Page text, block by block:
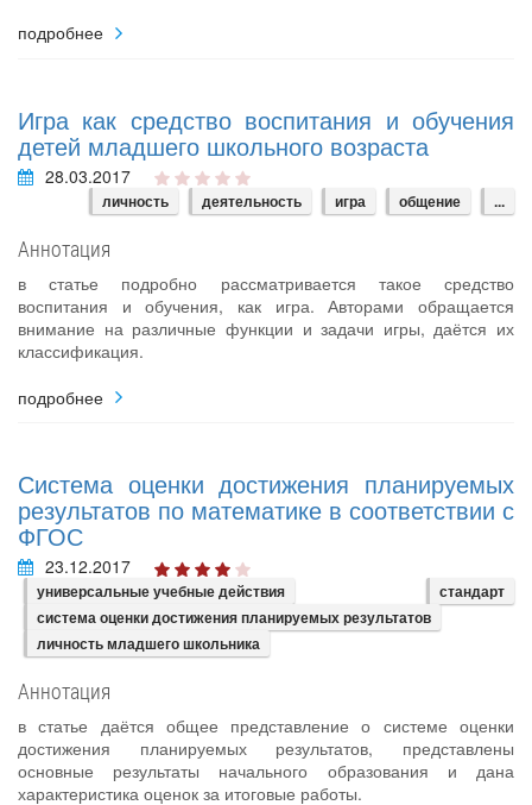
подробнее
Игра как средство воспитания и обучения
детей младшего школьного возраста
28.03.2017
личность деятельность игра общение ...
Аннотация
в статье подробно рассматривается такое средство
воспитания и обучения, как игра. Авторами обращается
внимание на различные функции и задачи игры, даётся их
классификация.
подробнее
Система оценки достижения планируемых
результатов по математике в соответствии с
ФГОС
23.12.2017
универсальные учебные действия
стандарт
система оценки достижения планируемых результатов
личность младшего школьника
Аннотация
в статье даётся общее представление о системе оценки
достижения планируемых результатов, представлены
основные результаты начального образования и дана
характеристика оценок за итоговые работы.